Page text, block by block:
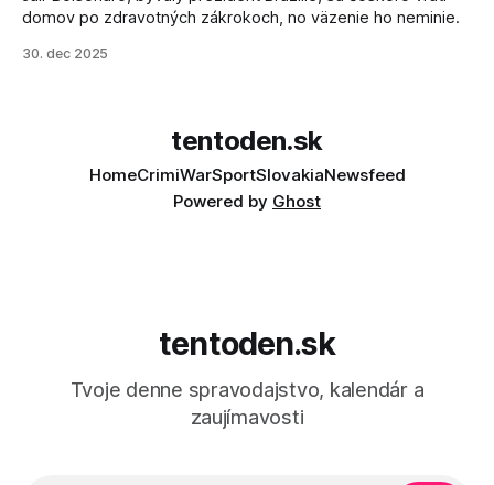
domov po zdravotných zákrokoch, no väzenie ho neminie.
30. dec 2025
tentoden.sk
HomeCrimiWarSportSlovakiaNewsfeed
Powered by Ghost
tentoden.sk
Tvoje denne spravodajstvo, kalendár a
zaujímavosti